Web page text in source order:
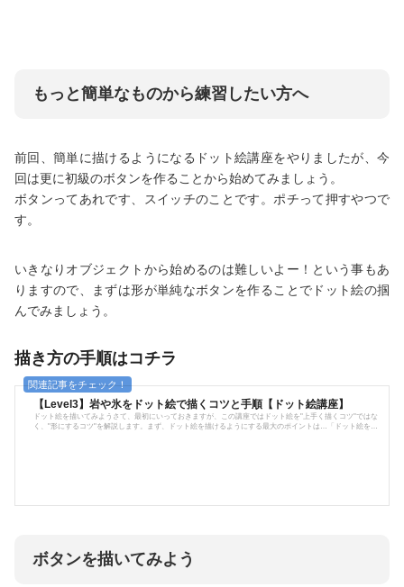
もっと簡単なものから練習したい方へ
前回、簡単に描けるようになるドット絵講座をやりましたが、今
回は更に初級のボタンを作ることから始めてみましょう。
ボタンってあれです、スイッチのことです。ポチって押すやつで
す。
いきなりオブジェクトから始めるのは難しいよー！という事もあ
りますので、まずは形が単純なボタンを作ることでドット絵の掴
んでみましょう。
描き方の手順はコチラ
【Level3】岩や氷をドット絵で描くコツと手順【ドット絵講座】
ドット絵を描いてみようさて、最初にいっておきますが、この講座ではドット絵を"上手く描くコツ"ではな
く、"形にするコツ"を解説します。まず、ドット絵を描けるようにする最大のポイントは…「ドット絵を描
ボタンを描いてみよう